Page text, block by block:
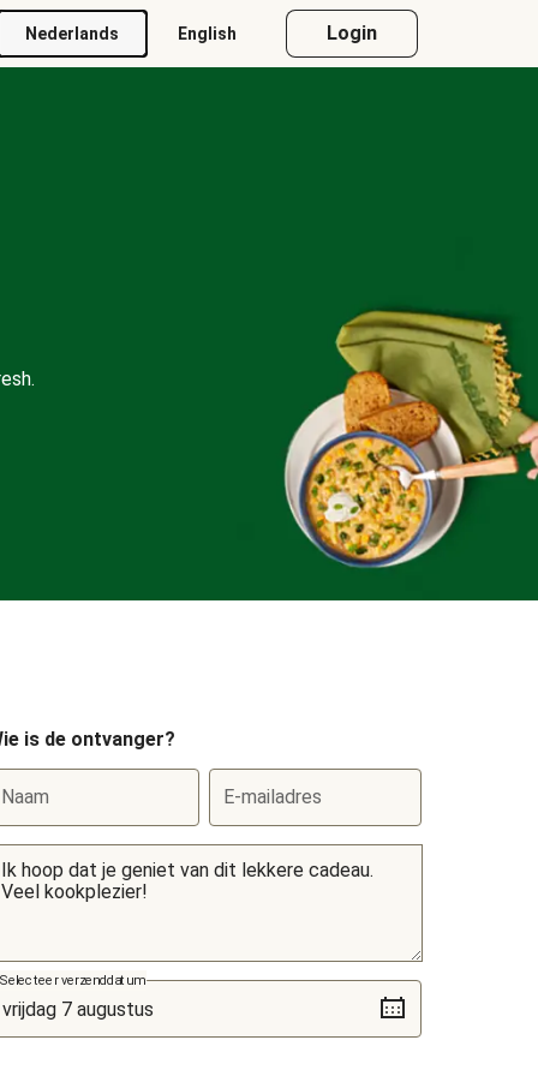
Nederlands English Login
is de ontvanger?
Naam E-mailadres
Selecteer verzenddatum